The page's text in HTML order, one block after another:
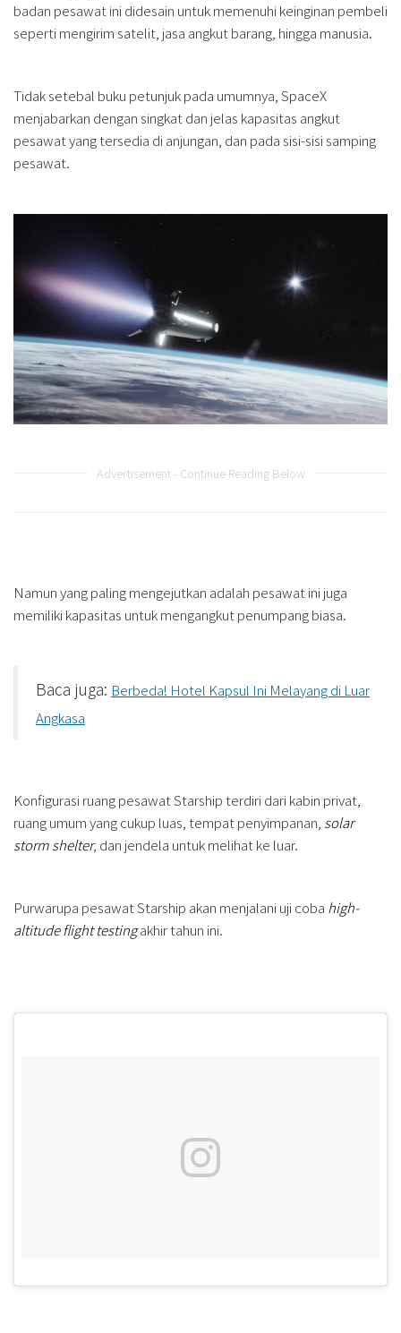
badan pesawat ini didesain untuk memenuhi keinginan pembeli
seperti mengirim satelit, jasa angkut barang, hingga manusia.
Tidak setebal buku petunjuk pada umumnya, SpaceX
menjabarkan dengan singkat dan jelas kapasitas angkut
pesawat yang tersedia di anjungan, dan pada sisi-sisi samping
pesawat.
Advertisement - Continue Reading Below
Namun yang paling mengejutkan adalah pesawat ini juga
memiliki kapasitas untuk mengangkut penumpang biasa.
Baca juga: Berbeda! Hotel Kapsul Ini Melayang di Luar
Angkasa
Konfigurasi ruang pesawat Starship terdiri dari kabin privat,
ruang umum yang cukup luas, tempat penyimpanan, solar
storm shelter, dan jendela untuk melihat ke luar.
Purwarupa pesawat Starship akan menjalani uji coba high-
altitude flight testingakhir tahun ini.